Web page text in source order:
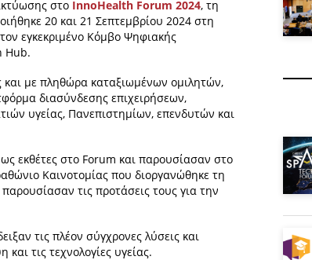
στο InnoHealth Forum 2024, τη
20 και 21 Σεπτεμβρίου 2024 στη
εγκεκριμένο Κόμβο Ψηφιακής
Hub.
και με πληθώρα καταξιωμένων ομιλητών,
διασύνδεσης επιχειρήσεων,
υγείας, Πανεπιστημίων, επενδυτών και
ως εκθέτες στο Forum και παρουσίασαν στο
Καινοτομίας που διοργανώθηκε τη
τις προτάσεις τους για την
τις πλέον σύγχρονες λύσεις και
τις τεχνολογίες υγείας.